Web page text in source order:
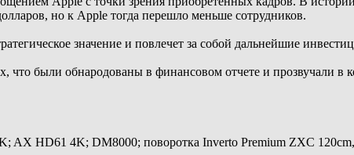
но к Apple тогда перешло меньше сотрудников.
значение и повлечет за собой дальнейшие
были обнародованы в финансовом отчете и прозвучали в
AX HD61 4K; DM8000; поворотка Inverto Premium ZXC